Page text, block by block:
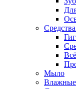
Мыло
Влажные